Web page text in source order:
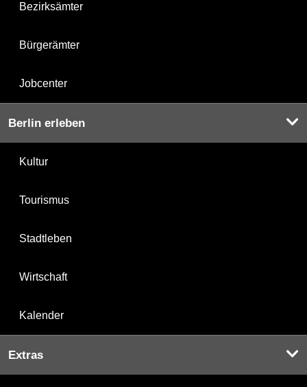
Bezirksämter
Bürgerämter
Jobcenter
Berlin erleben
Kultur
Tourismus
Stadtleben
Wirtschaft
Kalender
Extras